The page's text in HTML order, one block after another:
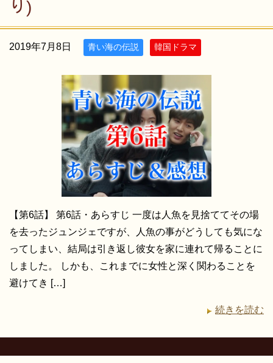
り)
2019年7月8日 青い海の伝説 韓国ドラマ
【第6話】 第6話・あらすじ 一度は人魚を見捨ててその場
を去ったジュンジェですが、人魚の事がどうしても気にな
ってしまい、結局は引き返し彼女を家に連れて帰ることに
しました。 しかも、これまでに女性と深く関わることを
避けてき […]
続きを読む